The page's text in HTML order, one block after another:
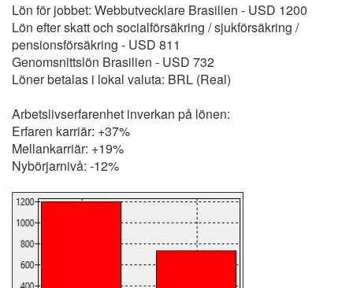
Lön för jobbet: Webbutvecklare Brasilien - USD 1200
Lön efter skatt och socialförsäkring / sjukförsäkring /
pensionsförsäkring - USD 811
Genomsnittslön Brasilien - USD 732
Löner betalas i lokal valuta: BRL (Real)
Arbetslivserfarenhet inverkan på lönen:
Erfaren karriär: +37%
Mellankarriär: +19%
Nybörjarnivå: -12%